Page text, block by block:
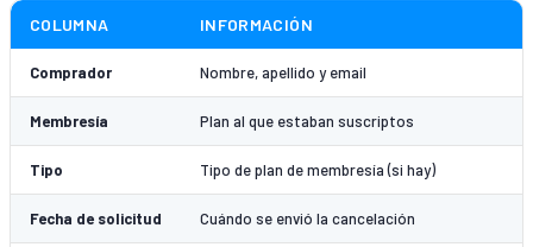
COLUMNA INFORMACIÓN
Comprador Nombre, apellido y email
Membresía Plan al que estaban suscriptos
Tipo Tipo de plan de membresía (si hay)
Fecha de solicitud Cuándo se envió la cancelación